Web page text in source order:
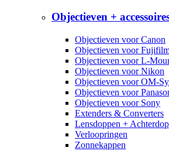
Objectieven +
Objectieven voor Canon
Objectieven voor
Objectieven voor L-
Objectieven voor Nikon
Objectieven voor OM-
Objectieven voor
Objectieven voor Sony
Extenders & Converters
Lensdoppen +
Verloopringen
Zonnekappen